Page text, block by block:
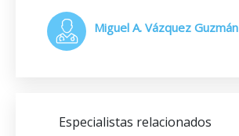
Miguel A. Vázquez Guzmán
Especialistas relacionados